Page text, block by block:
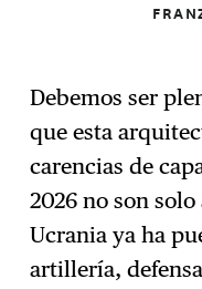
Debemos ser
que esta
carencias de
2026 no son
Ucrania ya ha
artillería,